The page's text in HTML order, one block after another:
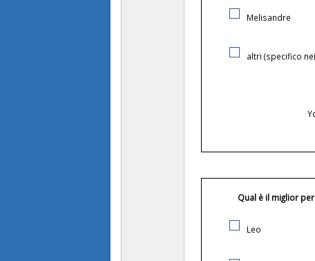
Melisandre
altri (specifico
Qual è il miglior
Leo